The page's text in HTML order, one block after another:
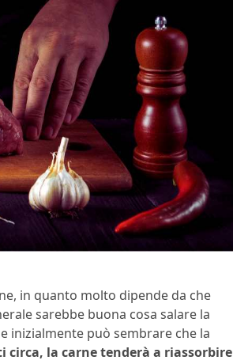
in quanto molto dipende da che
sarebbe buona cosa salare la
inizialmente può sembrare che la
circa, la carne tenderà a riassorbire